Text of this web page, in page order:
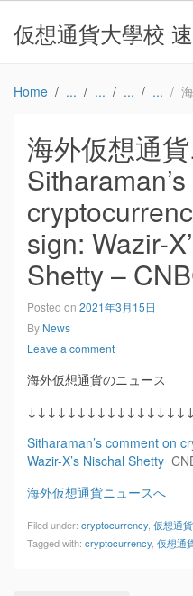
仮想通貨大學校
Home 海外仮想
海外仮想通
sign: Wazir-
Shetty –
Posted on 2021年3月15日
By News
Leave a comment
海外仮想通貨のニュース
Sitharaman’s comment on
Wazir-X’s Nischal Shetty
海外仮想通貨ニュースへ
Filed under: cryptocurrency 仮想通貨
Tagged with: cryptocurrency 仮想通